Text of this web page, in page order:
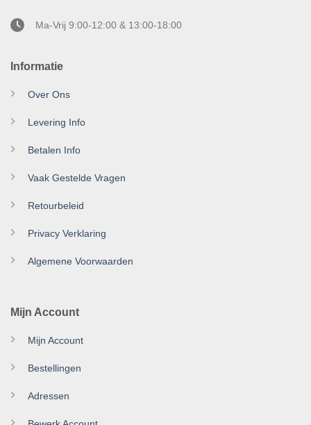
Informatie
Over Ons
Levering Info
Betalen Info
Vaak Gestelde Vragen
Retourbeleid
Privacy Verklaring
Algemene Voorwaarden
Mijn Account
Mijn Account
Bestellingen
Adressen
Ma-Vrij 9:00-12:00 & 13:00-18:00